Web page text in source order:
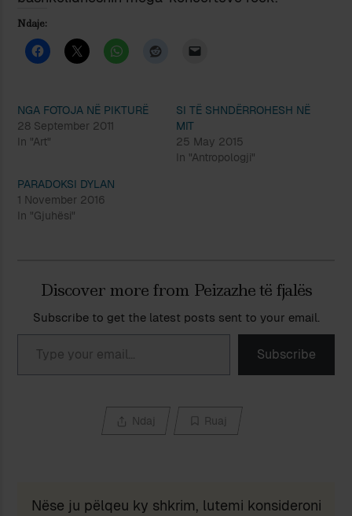
Ndaje:
NGA FOTOJA NË PIKTURË
28 September 2011
In "Art"
SI TË SHNDËRROHESH NË
MIT
25 May 2015
In "Antropologji"
PARADOKSI DYLAN
1 November 2016
In "Gjuhësi"
Discover more from Peizazhe të fjalës
Subscribe to get the latest posts sent to your email.
Type your email…
Subscribe
Ndaj Ruaj
Nëse ju pëlqeu ky shkrim, lutemi konsideroni